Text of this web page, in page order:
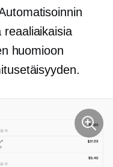
huomioon